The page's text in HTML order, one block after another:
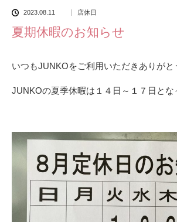
2023.08.11 店休日
夏期休暇のお知らせ
いつもJUNKOをご利用いただきありがと
JUNKOの夏季休暇は１４日～１７日とな